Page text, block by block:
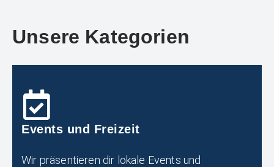
Unsere Kategorien
Events und Freizeit
Wir präsentieren dir lokale Events und